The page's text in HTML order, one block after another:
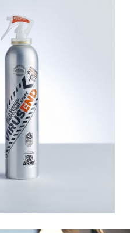
avec la
qui peut être
par n'importe qui.
recharge était de
de pack de
L’emballage a été
visiblement